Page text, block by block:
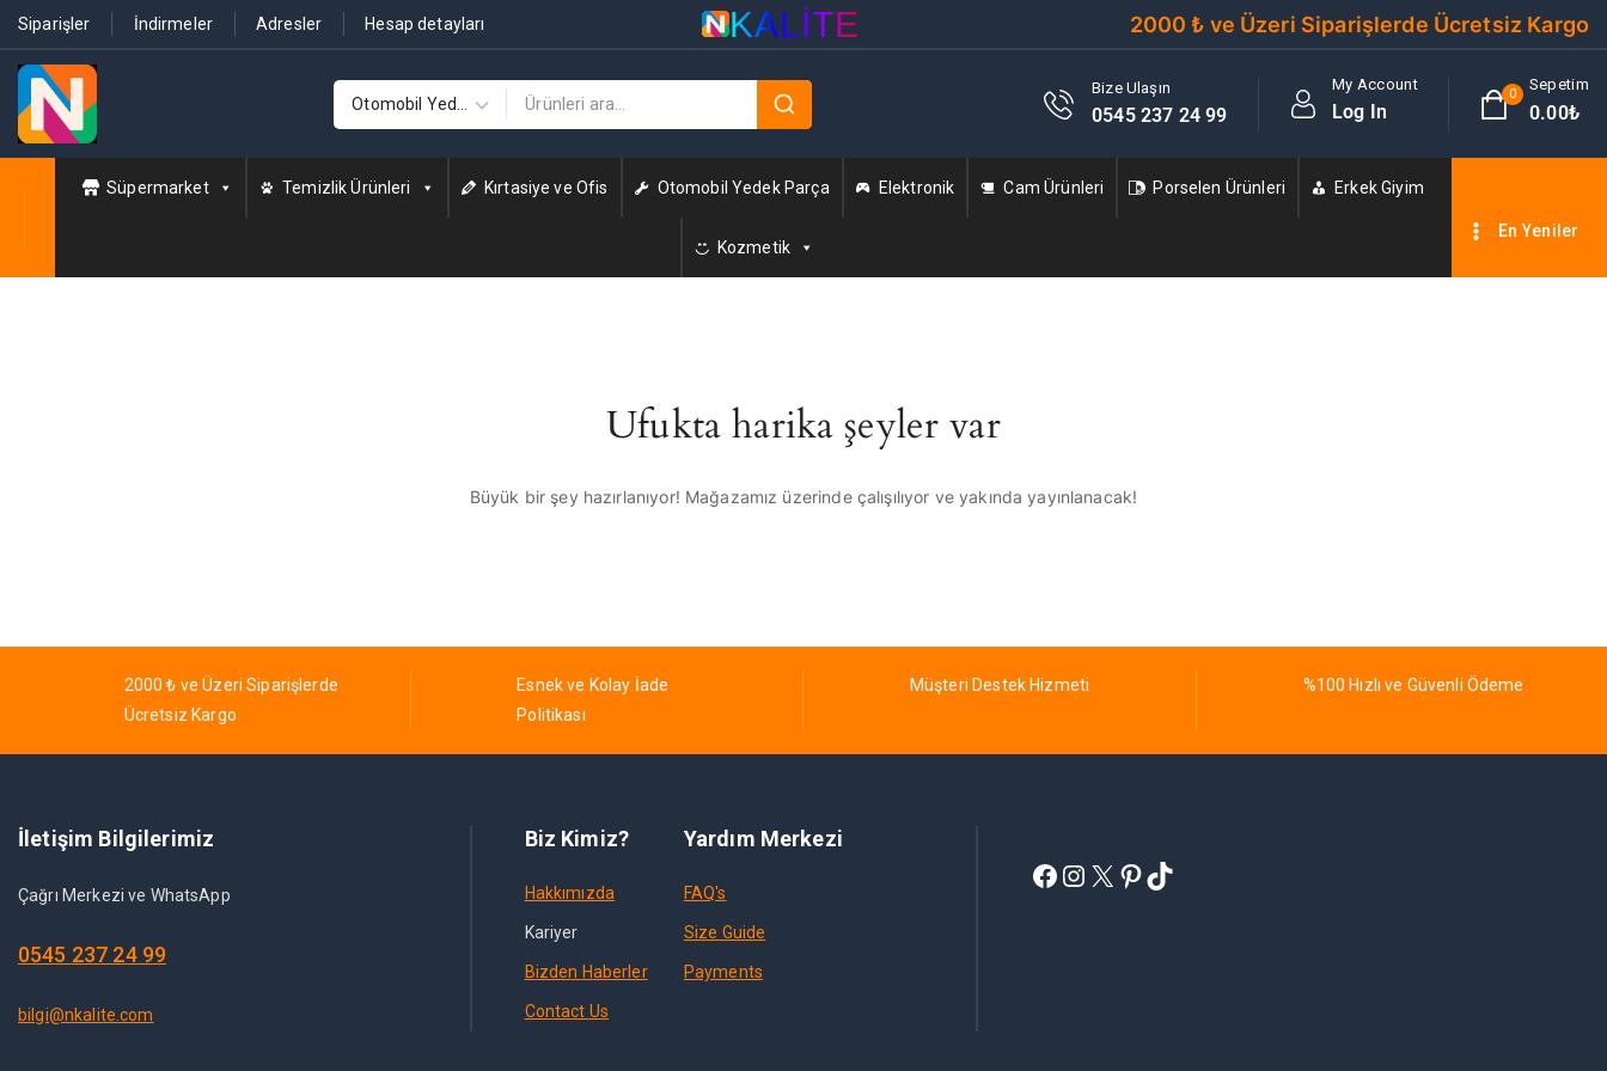
Siparişler İndirmeler Adresler Hesap detayları KALITE 2000 ₺ ve Üzeri Siparişlerde Ücretsiz Kargo
Bize Ulaşın
0545 237 24 99
My Account
Log In
0
Sepetim
0.00₺
Süpermarket Temizlik Ürünleri Kırtasiye ve Ofis Otomobil Yedek Parça Elektronik Cam Ürünleri Porselen Ürünleri Erkek Giyim
Kozmetik
En Yeniler
Ufukta harika şeyler var
Büyük bir şey hazırlanıyor! Mağazamız üzerinde çalışılıyor ve yakında yayınlanacak!
2000 ₺ ve Üzeri Siparişlerde
Ücretsiz Kargo
Esnek ve Kolay İade
Politikası
Müşteri Destek Hizmeti %100 Hızlı ve Güvenli Ödeme
İletişim Bilgilerimiz
Çağrı Merkezi ve WhatsApp
0545 237 24 99
bilgi@nkalite.com
Biz Kimiz?
Hakkımızda
Kariyer
Bizden Haberler
Contact Us
Yardım Merkezi
FAQ's
Size Guide
Payments